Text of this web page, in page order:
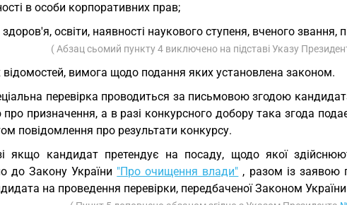
в особи корпоративних прав;
освіти, наявності наукового ступеня, вченого звання,
( Абзац сьомий пункту 4 виключено на підставі Указу
відомостей, вимога щодо подання яких установлена законом.
перевірка проводиться за письмовою згодою
про призначення, а в разі конкурсного добору така згода
повідомлення про результати конкурсу.
якщо кандидат претендує на посаду, щодо якої
до Закону України "Про очищення влади" , разом із заявою
на проведення перевірки, передбаченої Законом